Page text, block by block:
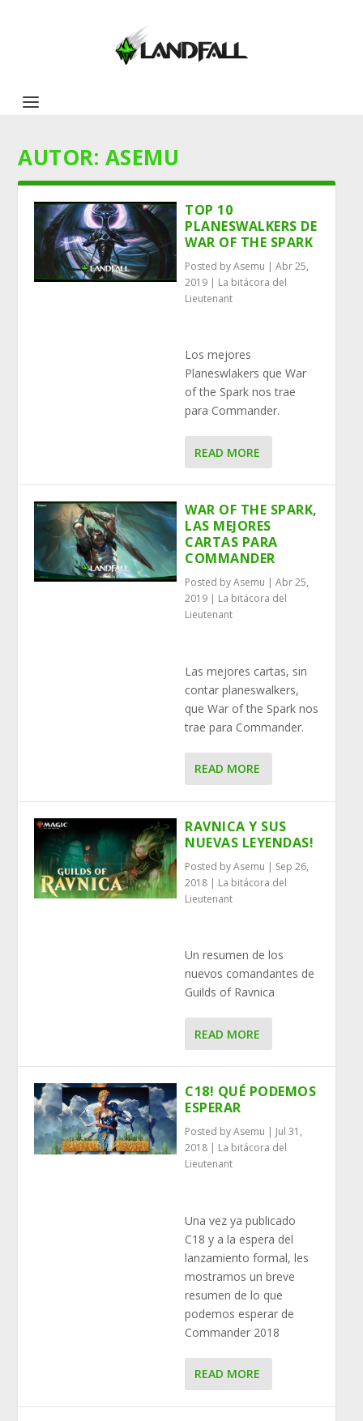
AUTOR: ASEMU
TOP 10
PLANESWALKERS DE
WAR OF THE SPARK
Posted byAsemu | Abr 25,
2019 | La bitácora del
Lieutenant
Los mejores
Planeswlakers que War
of the Spark nos trae
para Commander.
READ MORE
WAR OF THE SPARK,
LAS MEJORES
CARTAS PARA
COMMANDER
Posted byAsemu | Abr 25,
2019 | La bitácora del
Lieutenant
Las mejores cartas, sin
contar planeswalkers,
que War of the Spark nos
trae para Commander.
READ MORE
RAVNICA Y SUS
NUEVAS LEYENDAS!
Posted byAsemu | Sep 26,
2018 | La bitácora del
Lieutenant
Un resumen de los
nuevos comandantes de
Guilds of Ravnica
READ MORE
C18! QUÉ PODEMOS
ESPERAR
Posted byAsemu | Jul 31,
2018 | La bitácora del
Lieutenant
Una vez ya publicado
C18 y a la espera del
lanzamiento formal, les
mostramos un breve
resumen de lo que
podemos esperar de
Commander 2018
READ MORE